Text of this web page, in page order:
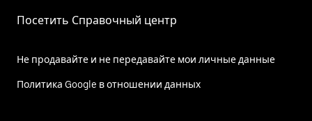
Посетить Справочный центр
Не продавайте и не передавайте мои личные данные
Политика Google в отношении данных